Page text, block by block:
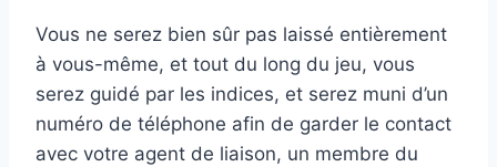
Vous ne serez bien sûr pas laissé entièrement
à vous-même, et tout du long du jeu, vous
serez guidé par les indices, et serez muni d’un
numéro de téléphone afin de garder le contact
avec votre agent de liaison, un membre du